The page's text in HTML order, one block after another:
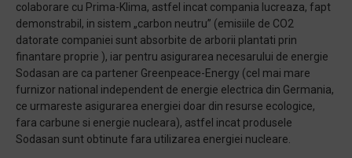
colaborare cu Prima-Klima, astfel incat compania lucreaza, fapt
demonstrabil, in sistem „carbon neutru” (emisiile de CO2
datorate companiei sunt absorbite de arborii plantati prin
finantare proprie ), iar pentru asigurarea necesarului de energie
Sodasan are ca partener Greenpeace-Energy (cel mai mare
furnizor national independent de energie electrica din Germania,
ce urmareste asigurarea energiei doar din resurse ecologice,
fara carbune si energie nucleara), astfel incat produsele
Sodasan sunt obtinute fara utilizarea energiei nucleare.